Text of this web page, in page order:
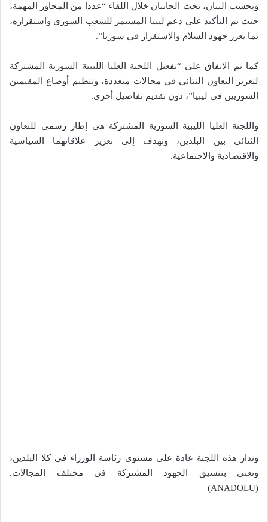
وبحسب البيان، بحث الجانبان خلال اللقاء “عددا من المحاور المهمة،
حيث تم التأكيد على دعم ليبيا المستمر للشعب السوري واستقراره،
بما يعزز جهود السلام والاستقرار في سوريا”.
كما تم الاتفاق على “تفعيل اللجنة العليا الليبية السورية المشتركة
لتعزيز التعاون الثنائي في مجالات متعددة، وتنظيم أوضاع المقيمين
السوريين في ليبيا”، دون تقديم تفاصيل أخرى.
واللجنة العليا الليبية السورية المشتركة هي إطار رسمي للتعاون
الثنائي بين البلدين، وتهدف إلى تعزيز علاقاتهما السياسية
والاقتصادية والاجتماعية.
وتدار هذه اللجنة عادة على مستوى رئاسة الوزراء في كلا البلدين،
وتعنى بتنسيق الجهود المشتركة في مختلف المجالات.​
(ANADOLU)